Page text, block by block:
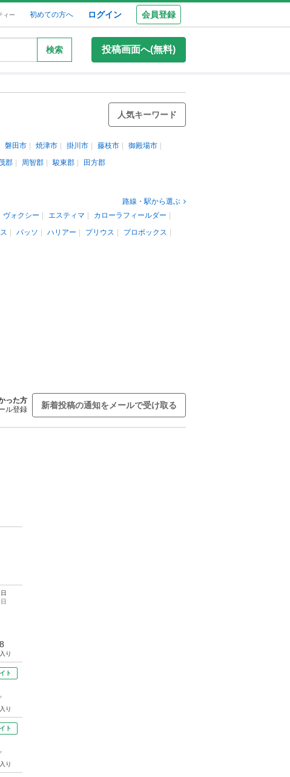
ィー 初めての方へ ログイン 会員登録
検索 投稿画面へ(無料)
人気キーワード
磐田市 焼津市 掛川市 藤枝市
御殿場市
郡 周智郡 駿東郡 田方郡
路線・駅から選ぶ
ヴォクシー エスティマ
カローラフィールダー
パッソ ハリアー プリウス
プロボックス
った方
ル登録
新着投稿の通知をメールで受け取る
8
り
ト
り
ト
り